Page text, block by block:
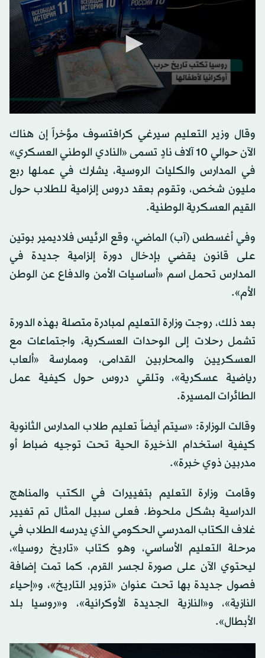
وقال وزير التعليم سيرغي كرافتسوف مؤخراً إن هناك
الآن حوالي 10 آلاف نادٍ تسمى «النادي الوطني العسكري»
في المدارس والكليات الروسية، يشارك في عملها ربع
مليون شخص، وتقوم بعقد دروس إلزامية للطلاب حول
القيم العسكرية الوطنية.
وفي أغسطس (آب) الماضي، وقع الرئيس فلاديمير بوتين
على قانون يقضي بإدخال دورة إلزامية جديدة في
المدارس تحمل اسم «أساسيات الأمن والدفاع عن الوطن
الأم».
بعد ذلك، روجت وزارة التعليم لمبادرة متصلة بهذه الدورة
تشمل رحلات إلى الوحدات العسكرية، واجتماعات مع
العسكريين والمحاربين القدامى، وممارسة «ألعاب
رياضية عسكرية»، وتلقي دروس حول كيفية عمل
الطائرات المسيرة.
وقالت الوزارة: «سيتم أيضاً تعليم طلاب المدارس الثانوية
كيفية استخدام الذخيرة الحية تحت توجيه ضباط أو
مدربين ذوي خبرة».
وقامت وزارة التعليم بتغييرات في الكتب والمناهج
الدراسية بشكل ملحوظ. فعلى سبيل المثال تم تغيير
غلاف الكتاب المدرسي الحكومي الذي يدرسه الطلاب في
مرحلة التعليم الأساسي، وهو كتاب «تاريخ روسيا»،
ليحتوي الآن على صورة لجسر القرم، كما تمت إضافة
فصول جديدة بها تحت عنوان «تزوير التاريخ»، و«إحياء
النازية»، و«النازية الجديدة الأوكرانية»، و«روسيا بلد
الأبطال».